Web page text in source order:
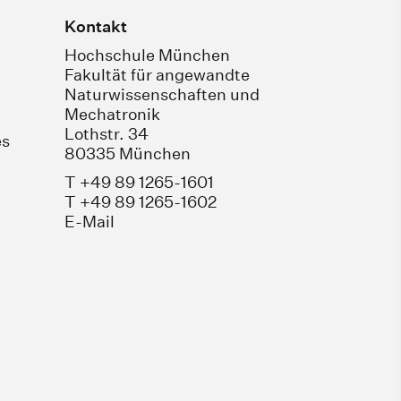
Kontakt
Hochschule München
Fakultät für angewandte
Naturwissenschaften und
Mechatronik
Lothstr. 34
80335 München
T +49 89 1265-1601
T +49 89 1265-1602
E-Mail